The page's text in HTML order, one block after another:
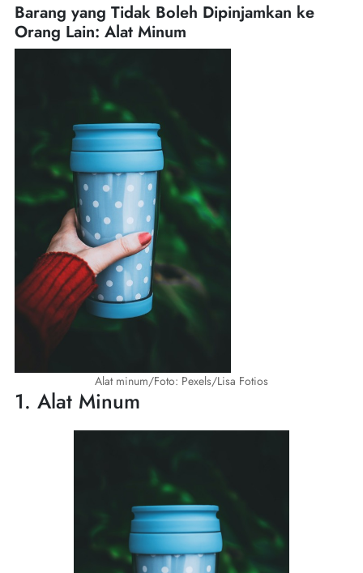
Barang yang Tidak Boleh Dipinjamkan ke
Orang Lain: Alat Minum
Alat minum/Foto: Pexels/Lisa Fotios
1. Alat Minum